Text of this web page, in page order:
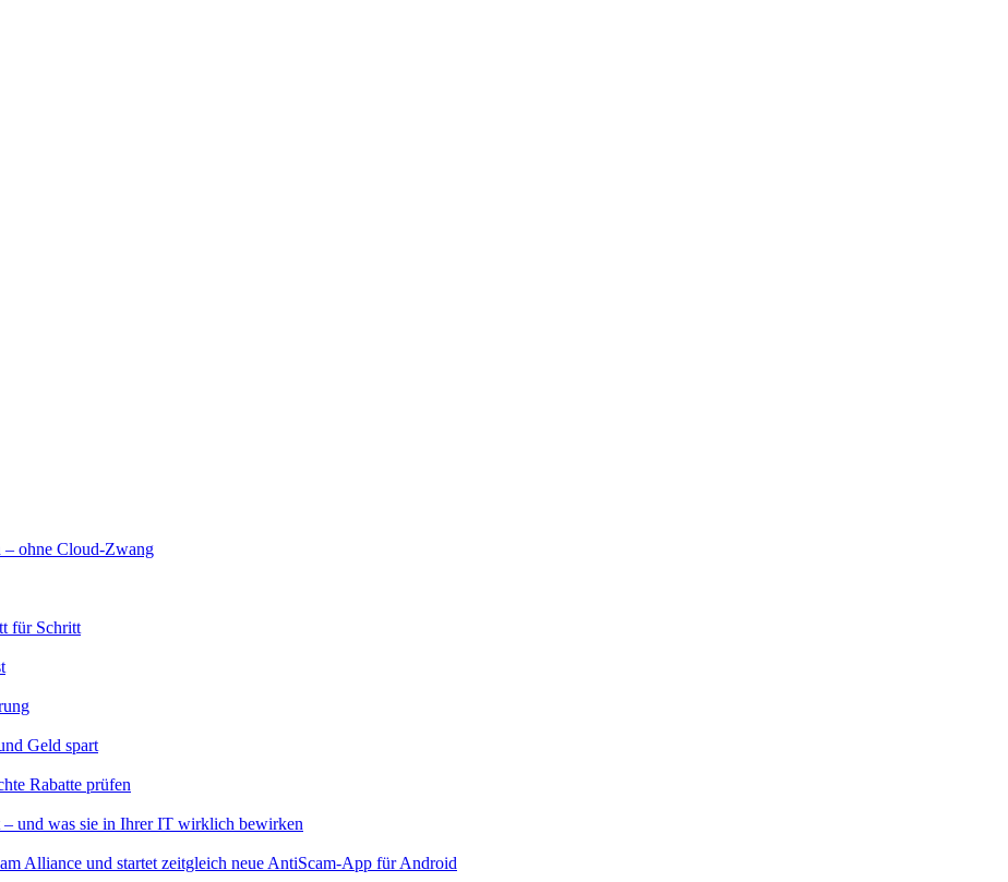
– ohne Cloud-Zwang
für Schritt
Geld spart
Rabatte prüfen
– und was sie in Ihrer IT wirklich bewirken
Alliance und startet zeitgleich neue AntiScam-App für Android